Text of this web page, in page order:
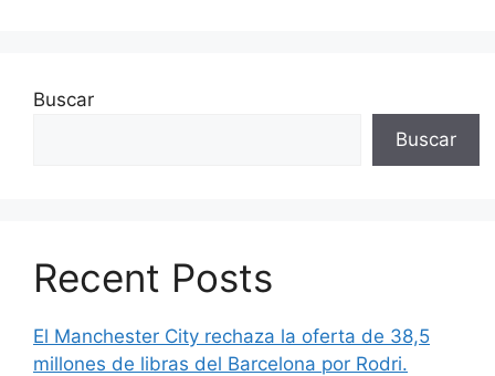
Buscar
Buscar
Recent Posts
El Manchester City rechaza la oferta de 38,5
millones de libras del Barcelona por Rodri.